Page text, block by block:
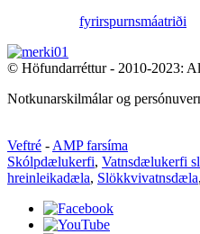
fyrirspurnsmáatriði
© Höfundarréttur - 2010-2023:
Notkunarskilmálar og
Veftré - AMP farsíma
Skólpdælukerfi, Vatnsdælukerfi
hreinleikadæla, Slökkvivatnsdæla,